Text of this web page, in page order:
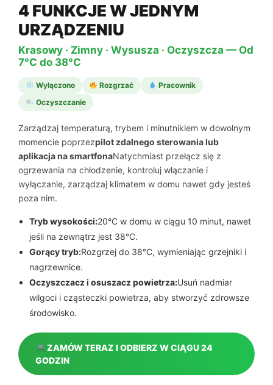
4 FUNKCJE W JEDNYM
URZĄDZENIU
Krasowy · Zimny · Wysusza · Oczyszcza — Od
7°C do 38°C
Wyłączono Rozgrzać
Pracownik
Oczyszczanie
Zarządzaj temperaturą, trybem i minutnikiem w dowolnym
momencie poprzezpilot zdalnego sterowania lub
aplikacja na smartfonaNatychmiast przełącz się z
ogrzewania na chłodzenie, kontroluj włączanie i
wyłączanie, zarządzaj klimatem w domu nawet gdy jesteś
poza nim.
Tryb wysokości:20°C w domu w ciągu 10 minut, nawet
jeśli na zewnątrz jest 38°C.
Gorący tryb:Rozgrzej do 38°C, wymieniając grzejniki i
nagrzewnice.
Oczyszczacz i osuszacz powietrza:Usuń nadmiar
wilgoci i cząsteczki powietrza, aby stworzyć zdrowsze
środowisko.
ZAMÓW TERAZ I ODBIERZ W CIĄGU 24
GODZIN